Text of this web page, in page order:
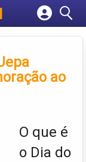
ao
O que é
o Dia do